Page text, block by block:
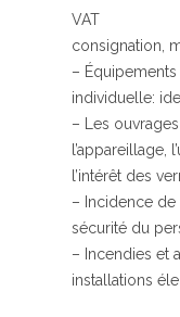
VAT
consignation,
–
individuelle:
– Les
l’appareillage,
l’intérêt des
– Incidence
sécurité du
– Incendies et
installations